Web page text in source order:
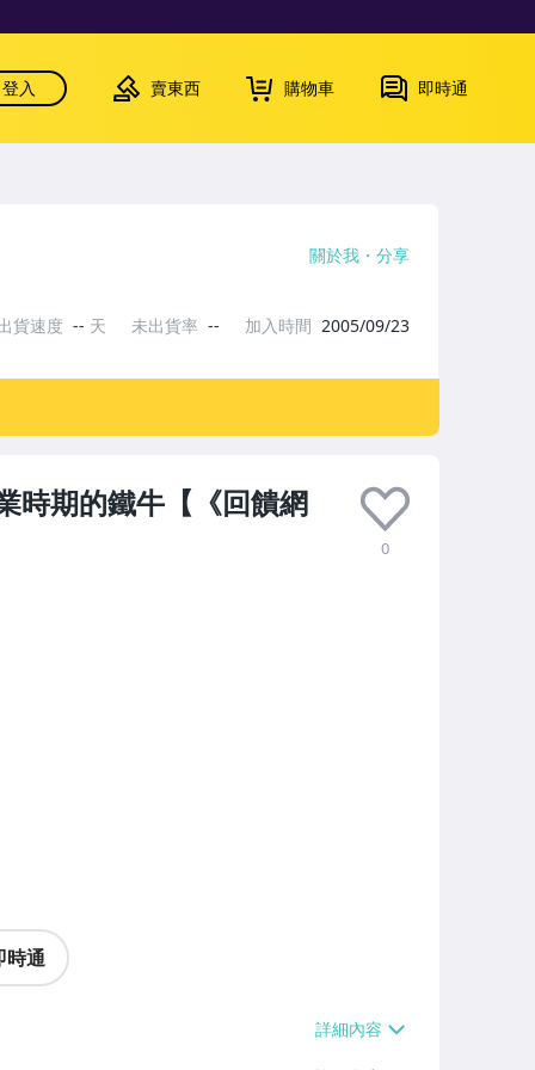
登入 賣東西 購物車 即時通
時期的鐵牛【《回饋網
0
時通
關於我 分享
貨速度 -- 天 未出貨率 -- 加入時間 2005/09/23